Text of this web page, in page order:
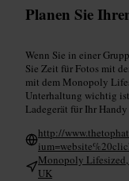
Planen Sie
Wenn Sie in einer
Sie Zeit für Fotos mit
mit dem Monopoly
Unterhaltung wichtig
Ladegerät für Ihr
http://
Monopoly
UK